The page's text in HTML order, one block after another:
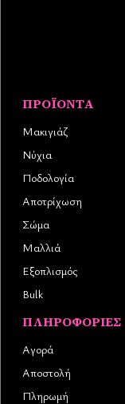
ΠΡΟΪΌΝΤΑ
Μακιγιάζ
Νύχια
Ποδολογία
Αποτρίχωση
Σώμα
Μαλλιά
Εξοπλισμός
Bulk
ΠΛΗΡΟΦΟΡΊΕΣ
Αγορά
Αποστολή
Πληρωμή